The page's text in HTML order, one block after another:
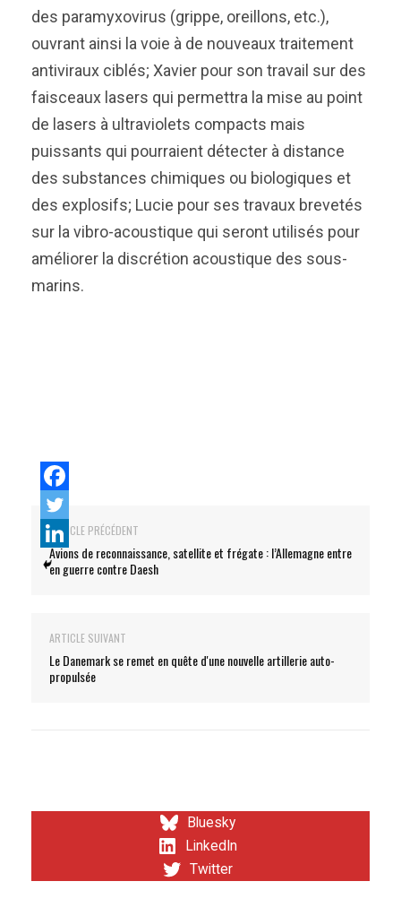
des paramyxovirus (grippe, oreillons, etc.),
ouvrant ainsi la voie à de nouveaux traitement
antiviraux ciblés; Xavier pour son travail sur des
faisceaux lasers qui permettra la mise au point
de lasers à ultraviolets compacts mais
puissants qui pourraient détecter à distance
des substances chimiques ou biologiques et
des explosifs; Lucie pour ses travaux brevetés
sur la vibro-acoustique qui seront utilisés pour
améliorer la discrétion acoustique des sous-
marins.
ARTICLE PRÉCÉDENT
Avions de reconnaissance, satellite et frégate : l’Allemagne entre
en guerre contre Daesh
ARTICLE SUIVANT
Le Danemark se remet en quête d'une nouvelle artillerie auto-
propulsée
Bluesky
LinkedIn
Twitter